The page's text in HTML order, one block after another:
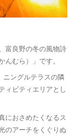
富良野の冬の風物詩
んむら）」です。
ニングルテラスの隣
ィビティエリアとし
におさめたくなるス
のアーチをくぐりぬ